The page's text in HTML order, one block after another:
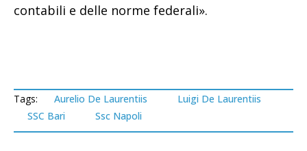
contabili e delle norme federali».
Tags: Aurelio De Laurentiis
Luigi De Laurentiis
SSC Bari
Ssc Napoli